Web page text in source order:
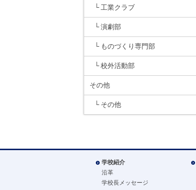
工業クラブ
演劇部
ものづくり専門部
校外活動部
その他
その他
学校紹介
沿革
学校長メッセージ